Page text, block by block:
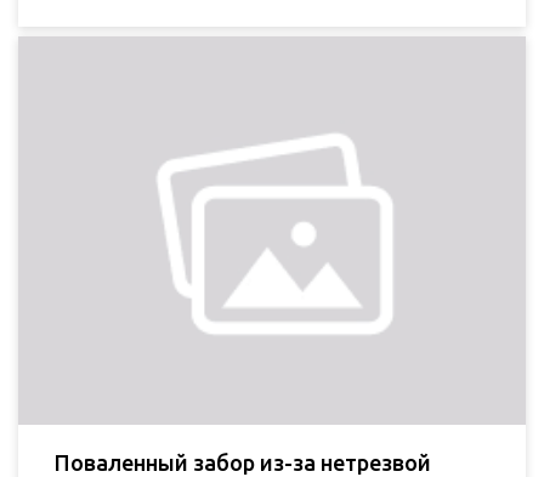
Поваленный забор из-за нетрезвой